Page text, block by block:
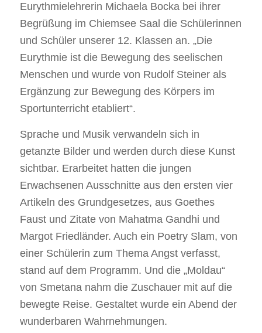
Eurythmielehrerin Michaela Bocka bei ihrer
Begrüßung im Chiemsee Saal die Schülerinnen
und Schüler unserer 12. Klassen an. „Die
Eurythmie ist die Bewegung des seelischen
Menschen und wurde von Rudolf Steiner als
Ergänzung zur Bewegung des Körpers im
Sportunterricht etabliert“.
Sprache und Musik verwandeln sich in
getanzte Bilder und werden durch diese Kunst
sichtbar. Erarbeitet hatten die jungen
Erwachsenen Ausschnitte aus den ersten vier
Artikeln des Grundgesetzes, aus Goethes
Faust und Zitate von Mahatma Gandhi und
Margot Friedländer. Auch ein Poetry Slam, von
einer Schülerin zum Thema Angst verfasst,
stand auf dem Programm. Und die „Moldau“
von Smetana nahm die Zuschauer mit auf die
bewegte Reise. Gestaltet wurde ein Abend der
wunderbaren Wahrnehmungen.